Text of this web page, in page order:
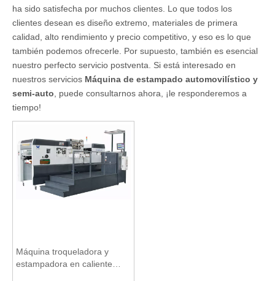
ha sido satisfecha por muchos clientes. Lo que todos los
clientes desean es diseño extremo, materiales de primera
calidad, alto rendimiento y precio competitivo, y eso es lo que
también podemos ofrecerle. Por supuesto, también es esencial
nuestro perfecto servicio postventa. Si está interesado en
nuestros servicios Máquina de estampado automovilístico y
semi-auto , puede consultarnos ahora, ¡le responderemos a
tiempo!
Máquina troqueladora y
estampadora en caliente